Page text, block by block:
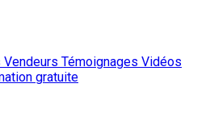
Vendeurs Témoignages Vidéos
gratuite